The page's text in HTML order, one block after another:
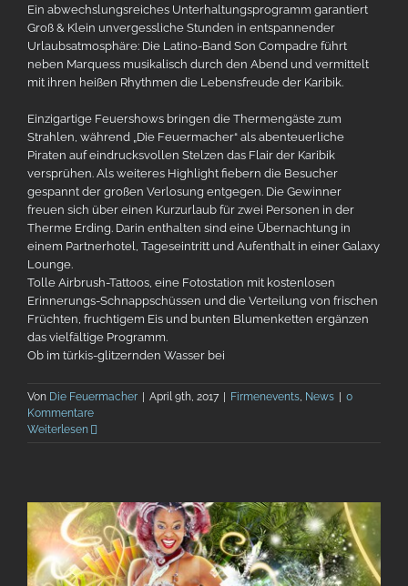
Ein abwechslungsreiches Unterhaltungsprogramm garantiert
Groß & Klein unvergessliche Stunden in entspannender
Urlaubsatmosphäre: Die Latino-Band Son Compadre führt
neben Marquess musikalisch durch den Abend und vermittelt
mit ihren heißen Rhythmen die Lebensfreude der Karibik.
Einzigartige Feuershows bringen die Thermengäste zum
Strahlen, während „Die Feuermacher“ als abenteuerliche
Piraten auf eindrucksvollen Stelzen das Flair der Karibik
versprühen. Als weiteres Highlight fiebern die Besucher
gespannt der großen Verlosung entgegen. Die Gewinner
freuen sich über einen Kurzurlaub für zwei Personen in der
Therme Erding. Darin enthalten sind eine Übernachtung in
einem Partnerhotel, Tageseintritt und Aufenthalt in einer Galaxy
Lounge.
Tolle Airbrush-Tattoos, eine Fotostation mit kostenlosen
Erinnerungs-Schnappschüssen und die Verteilung von frischen
Früchten, fruchtigem Eis und bunten Blumenketten ergänzen
das vielfältige Programm.
Ob im türkis-glitzernden Wasser bei
Von Die Feuermacher April 9th, 2017 Firmenevents, News
0
Kommentare
Weiterlesen